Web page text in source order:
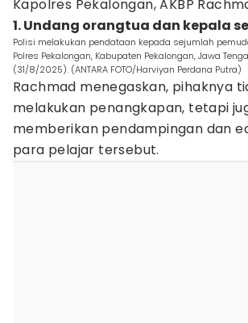
Kapolres Pekalongan, AKBP
1. Undang orangtua dan kepala
Polisi melakukan pendataan kepada sejumlah
Polres Pekalongan, Kabupaten Pekalongan, Jawa
(31/8/2025). (ANTARA FOTO/Harviyan Perdana Putra)
Rachmad menegaskan, pihaknya
melakukan penangkapan, tetapi
memberikan pendampingan dan
para pelajar tersebut.